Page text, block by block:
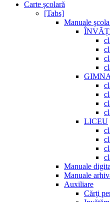
Carte şcolară
[Tabs]
Manuale
LICEU
Manuale
Manuale
Auxiliare
Cărţi